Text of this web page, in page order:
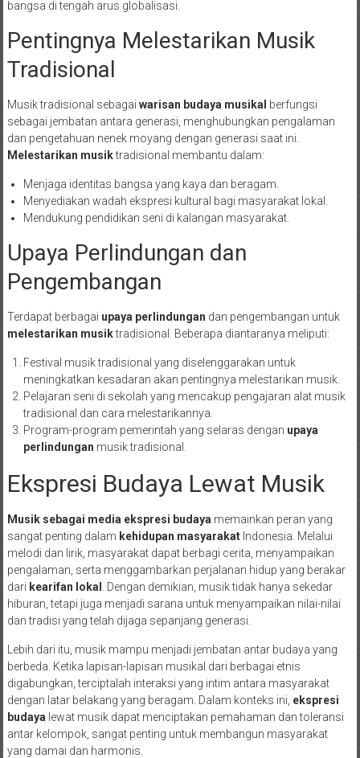
bangsa di tengah arus globalisasi.
Pentingnya Melestarikan Musik
Tradisional
Musik tradisional sebagai warisan budaya musikal berfungsi
sebagai jembatan antara generasi, menghubungkan pengalaman
dan pengetahuan nenek moyang dengan generasi saat ini.
Melestarikan musiktradisional membantu dalam:
Menjaga identitas bangsa yang kaya dan beragam.
Menyediakan wadah ekspresi kultural bagi masyarakat lokal.
Mendukung pendidikan seni di kalangan masyarakat.
Upaya Perlindungan dan
Pengembangan
Terdapat berbagai upaya perlindungan dan pengembangan untuk
melestarikan musiktradisional. Beberapa diantaranya meliputi:
Festival musik tradisional yang diselenggarakan untuk
meningkatkan kesadaran akan pentingnya melestarikan musik.
Pelajaran seni di sekolah yang mencakup pengajaran alat musik
tradisional dan cara melestarikannya.
Program-program pemerintah yang selaras dengan upaya
perlindungan musik tradisional.
Ekspresi Budaya Lewat Musik
Musik sebagai media ekspresi budaya memainkan peran yang
sangat penting dalam kehidupan masyarakatIndonesia. Melalui
melodi dan lirik, masyarakat dapat berbagi cerita, menyampaikan
pengalaman, serta menggambarkan perjalanan hidup yang berakar
dari kearifan lokal
. Dengan demikian, musik tidak hanya sekedar
hiburan, tetapi juga menjadi sarana untuk menyampaikan nilai-nilai
dan tradisi yang telah dijaga sepanjang generasi.
Lebih dari itu, musik mampu menjadi jembatan antar budaya yang
berbeda. Ketika lapisan-lapisan musikal dari berbagai etnis
digabungkan, terciptalah interaksi yang intim antara masyarakat
dengan latar belakang yang beragam. Dalam konteks ini, ekspresi
budaya lewat musik dapat menciptakan pemahaman dan toleransi
antar kelompok, sangat penting untuk membangun masyarakat
yang damai dan harmonis.